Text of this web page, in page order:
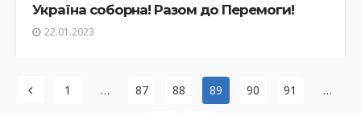
Україна соборна! Разом до Перемоги!
22.01.2023
1 … 87 88 89 90 91 …